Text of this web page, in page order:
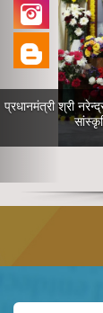
प्रधानमंत्री श्री